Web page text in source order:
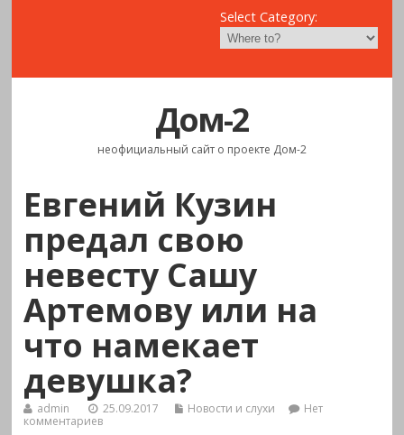
Select Category:
Дом-2
неофициальный сайт о проекте Дом-2
Евгений Кузин
предал свою
невесту Сашу
Артемову или на
что намекает
девушка?
admin 25.09.2017 Новости и слухи
Нет
комментариев